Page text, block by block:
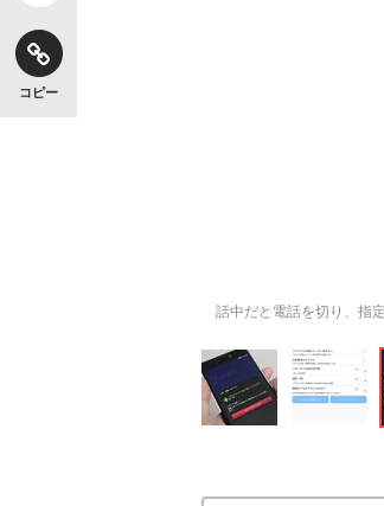
コピー
話中だと電話を切り、指